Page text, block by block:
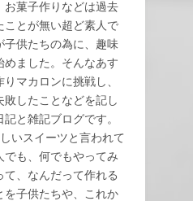
お菓子作りなどは過去
ことが無い超ど素人で
子供たちの為に、趣味
めました。そんなあす
マカロンに挑戦し、
敗したことなどを記し
と雑記ブログです。
いスイーツと言われて
でも、何でもやってみ
て、なんだって作れる
を子供たちや、これか